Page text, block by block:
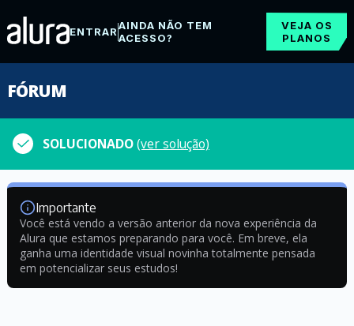
ENTRARAINDA NÃO TEM
ACESSO?
VEJA OS
PLANOS
FÓRUM
SOLUCIONADO(ver solução)
Importante
Você está vendo a versão anterior da nova experiência da
Alura que estamos preparando para você. Em breve, ela
ganha uma identidade visual novinha totalmente pensada
em potencializar seus estudos!